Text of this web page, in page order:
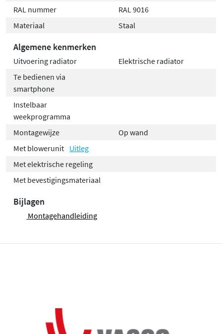
RAL nummer
RAL 9016
Materiaal
Staal
Algemene kenmerken
Uitvoering radiator
Elektrische radiator
Te bedienen via
smartphone
Instelbaar
weekprogramma
Montagewijze
Op wand
Met blowerunit Uitleg
Met elektrische regeling
Met bevestigingsmateriaal
Bijlagen
Montagehandleiding